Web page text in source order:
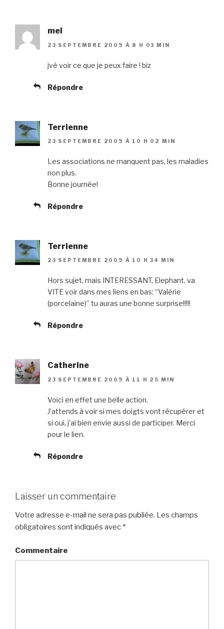
mel
23 SEPTEMBRE 2009 À 8 H 03 MIN
jvé voir ce que je peux faire ! biz
Répondre
Terrienne
23 SEPTEMBRE 2009 À 10 H 02 MIN
Les associations ne manquent pas, les maladies
non plus.
Bonne journée!
Répondre
Terrienne
23 SEPTEMBRE 2009 À 10 H 34 MIN
Hors sujet, mais INTERESSANT, Elephant, va
VITE voir dans mes liens en bas: “Valérie
(porcelaine)” tu auras une bonne surprise!!!!!
Répondre
Catherine
23 SEPTEMBRE 2009 À 11 H 25 MIN
Voici en effet une belle action.
J’attends à voir si mes doigts vont récupérer et
si oui, j’ai bien envie aussi de participer. Merci
pour le lien.
Répondre
Laisser un commentaire
Votre adresse e-mail ne sera pas publiée. Les champs
obligatoires sont indiqués avec *
Commentaire